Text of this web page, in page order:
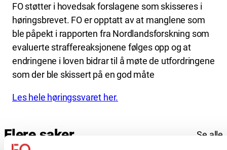
FO støtter i hovedsak forslagene som skisseres i
høringsbrevet. FO er opptatt av at manglene som
ble påpekt i rapporten fra Nordlandsforskning som
evaluerte straffereaksjonene følges opp og at
endringene i loven bidrar til å møte de utfordringene
som der ble skissert på en god måte
Les hele høringssvaret her.
Flere saker Se alle